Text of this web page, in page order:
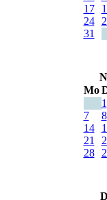
17
24
31
Mo
1
7
8
14
21
28